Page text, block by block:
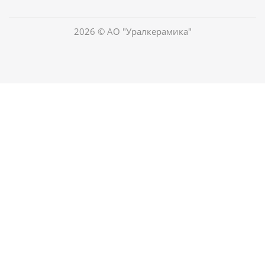
2026 © АО "Уралкерамика"